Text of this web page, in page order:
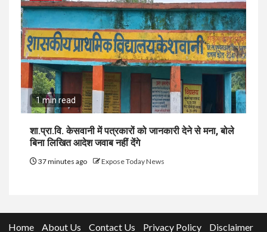
1 min read
शा.प्रा.वि. केसवानी में पत्रकारों को जानकारी देने से मना, बोले
बिना लिखित आदेश जवाब नहीं देंगे
37 minutes ago Expose Today News
Home About Us Contact Us Privacy Policy Disclaimer